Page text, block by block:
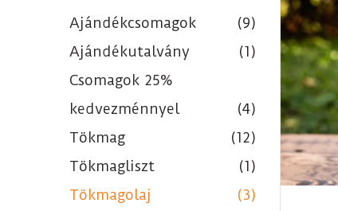
Ajándékcsomagok
(9)
Ajándékutalvány
(1)
Csomagok 25%
kedvezménnyel
(4)
Tökmag
(12)
Tökmagliszt
(1)
Tökmagolaj
(3)